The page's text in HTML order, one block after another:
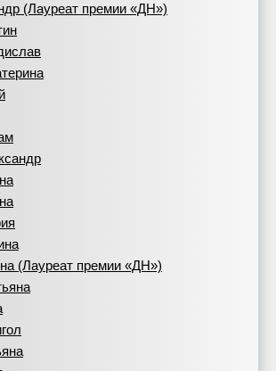
(Лауреат премии «ДН»)
(Лауреат премии «ДН»)